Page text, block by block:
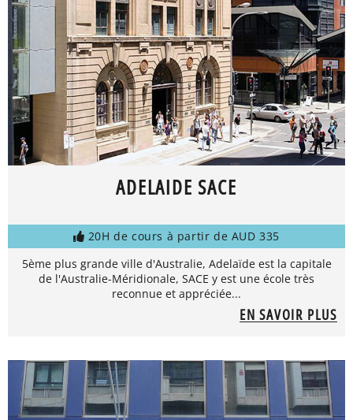
ADELAIDE SACE
20H de cours à partir de AUD 335
5ème plus grande ville d'Australie, Adelaïde est la capitale
de l'Australie-Méridionale, SACE y est une école très
reconnue et appréciée...
EN SAVOIR PLUS